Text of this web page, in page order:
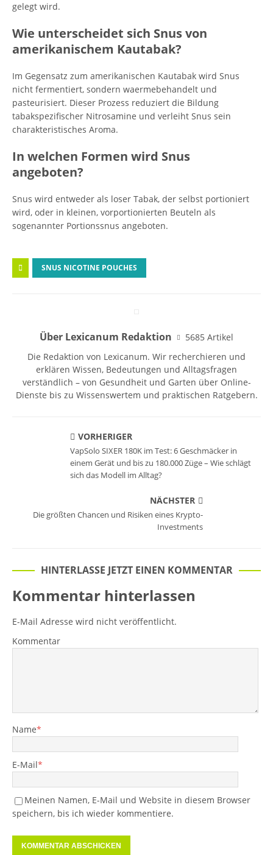
gelegt wird.
Wie unterscheidet sich Snus von
amerikanischem Kautabak?
Im Gegensatz zum amerikanischen Kautabak wird Snus
nicht fermentiert, sondern waermebehandelt und
pasteurisiert. Dieser Prozess reduziert die Bildung
tabakspezifischer Nitrosamine und verleiht Snus sein
charakteristisches Aroma.
In welchen Formen wird Snus
angeboten?
Snus wird entweder als loser Tabak, der selbst portioniert
wird, oder in kleinen, vorportionierten Beuteln als
sogenannter Portionssnus angeboten.
SNUS NICOTINE POUCHES
Über Lexicanum Redaktion
5685 Artikel
Die Redaktion von Lexicanum. Wir recherchieren und
erklären Wissen, Bedeutungen und Alltagsfragen
verständlich – von Gesundheit und Garten über Online-
Dienste bis zu Wissenswertem und praktischen Ratgebern.
VORHERIGER
VapSolo SIXER 180K im Test: 6 Geschmäcker in
einem Gerät und bis zu 180.000 Züge – Wie schlägt
sich das Modell im Alltag?
NÄCHSTER
Die größten Chancen und Risiken eines Krypto-
Investments
HINTERLASSE JETZT EINEN KOMMENTAR
Kommentar hinterlassen
E-Mail Adresse wird nicht veröffentlicht.
Kommentar
Name*
E-Mail*
Meinen Namen, E-Mail und Website in diesem Browser
speichern, bis ich wieder kommentiere.